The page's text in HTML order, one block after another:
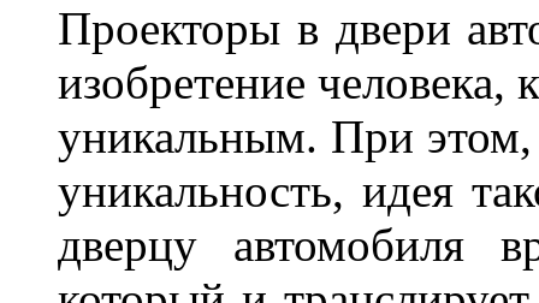
Проекторы в двери
изобретение человека,
уникальным. При этом,
уникальность, идея
дверцу автомобиля